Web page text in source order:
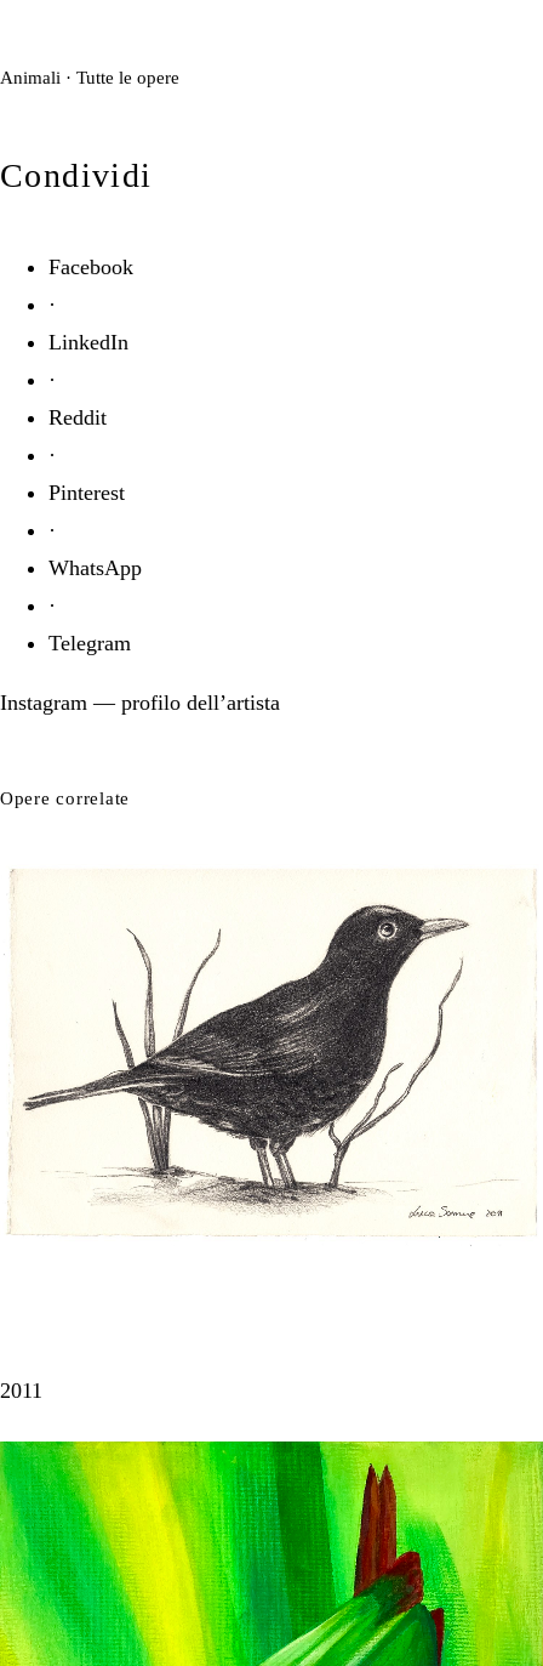
Animali · Tutte le opere
Condividi
Facebook
·
LinkedIn
·
Reddit
·
Pinterest
·
WhatsApp
·
Telegram
Instagram — profilo dell’artista
Opere correlate
2011